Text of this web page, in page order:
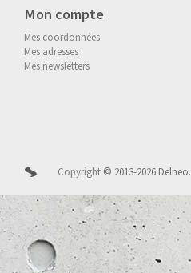
Mon compte
Mes coordonnées
Mes adresses
Mes newsletters
Copyright © 2013-2026 Delneo.